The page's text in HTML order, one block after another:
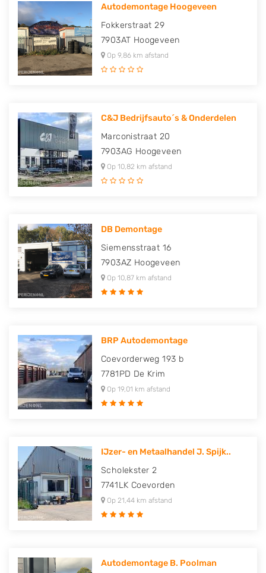
Autodemontage Hoogeveen
Fokkerstraat 29
7903AT Hoogeveen
Op 9,86 km afstand
C&J Bedrijfsauto´s & Onderdelen
Marconistraat 20
7903AG Hoogeveen
Op 10,82 km afstand
DB Demontage
Siemensstraat 16
7903AZ Hoogeveen
Op 10,87 km afstand
BRP Autodemontage
Coevorderweg 193 b
7781PD De Krim
Op 19,01 km afstand
IJzer- en Metaalhandel J. Spijk..
Scholekster 2
7741LK Coevorden
Op 21,44 km afstand
Autodemontage B. Poolman